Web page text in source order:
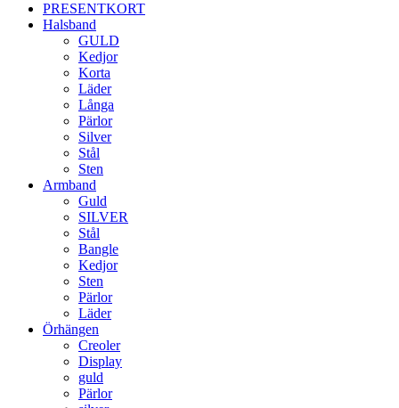
PRESENTKORT
Halsband
GULD
Kedjor
Korta
Läder
Långa
Pärlor
Silver
Stål
Sten
Armband
Guld
SILVER
Stål
Bangle
Kedjor
Sten
Pärlor
Läder
Örhängen
Creoler
Display
guld
Pärlor